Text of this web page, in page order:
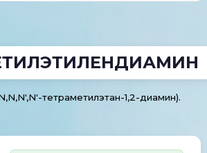
тетраметилэтан-1,2-диамин).